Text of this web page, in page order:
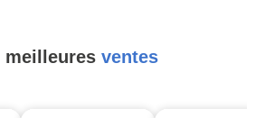
meilleures ventes